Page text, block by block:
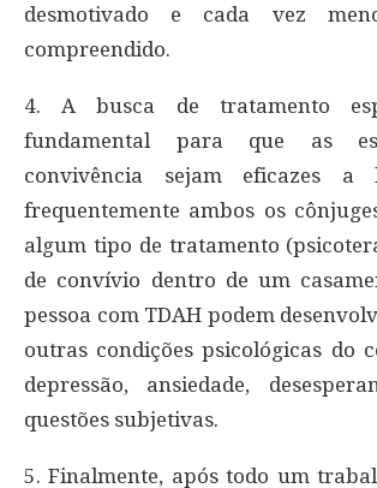
desmotivado e cada vez
compreendido.
4. A busca de tratamento
fundamental para que as
convivência sejam eficazes a
frequentemente ambos os
algum tipo de tratamento
de convívio dentro de um
pessoa com TDAH podem
outras condições psicológicas do
depressão, ansiedade,
questões subjetivas.
5. Finalmente, após todo um